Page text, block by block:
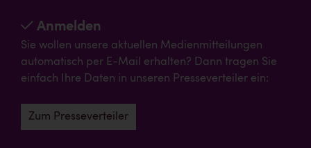
Anmelden
Sie wollen unsere aktuellen Medienmitteilungen
automatisch per E-Mail erhalten? Dann tragen Sie
einfach Ihre Daten in unseren Presseverteiler ein:
Zum Presseverteiler